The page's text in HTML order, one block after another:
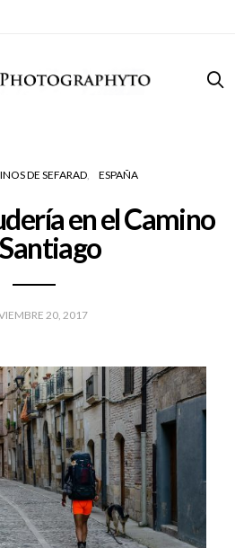
DE SEFARAD ESPAÑA
en el Camino
20, 2017